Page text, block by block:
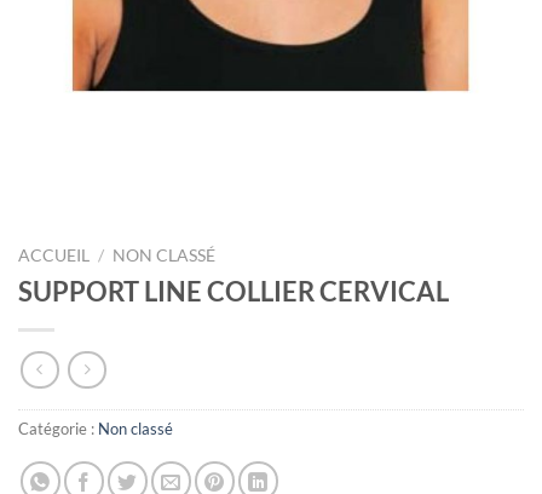
ACCUEIL / NON CLASSÉ
SUPPORT LINE COLLIER CERVICAL
Catégorie : Non classé